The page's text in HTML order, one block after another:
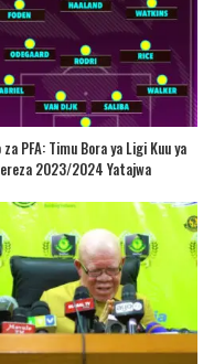
za PFA: Timu Bora ya Ligi Kuu ya
2023/2024 Yatajwa